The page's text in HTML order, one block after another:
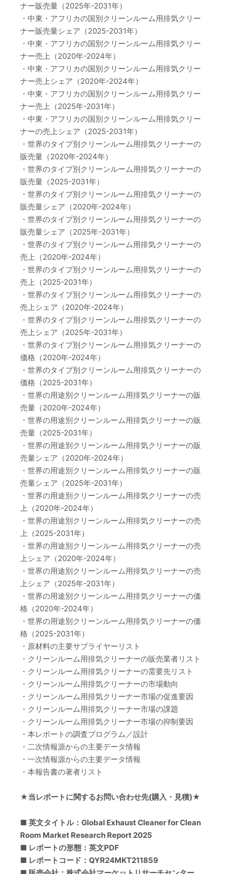
ナー販売量（2025年-2031年）
・中東・アフリカの国別クリーンルーム用排気クリー
ナー販売量シェア（2025-2031年）
・中東・アフリカの国別クリーンルーム用排気クリー
ナー売上（2020年-2024年）
・中東・アフリカの国別クリーンルーム用排気クリー
ナー売上シェア（2020年-2024年）
・中東・アフリカの国別クリーンルーム用排気クリー
ナー売上（2025年-2031年）
・中東・アフリカの国別クリーンルーム用排気クリー
ナーの売上シェア（2025-2031年）
・世界のタイプ別クリーンルーム用排気クリーナーの
販売量（2020年-2024年）
・世界のタイプ別クリーンルーム用排気クリーナーの
販売量（2025-2031年）
・世界のタイプ別クリーンルーム用排気クリーナーの
販売量シェア（2020年-2024年）
・世界のタイプ別クリーンルーム用排気クリーナーの
販売量シェア（2025年-2031年）
・世界のタイプ別クリーンルーム用排気クリーナーの
売上（2020年-2024年）
・世界のタイプ別クリーンルーム用排気クリーナーの
売上（2025-2031年）
・世界のタイプ別クリーンルーム用排気クリーナーの
売上シェア（2020年-2024年）
・世界のタイプ別クリーンルーム用排気クリーナーの
売上シェア（2025年-2031年）
・世界のタイプ別クリーンルーム用排気クリーナーの
価格（2020年-2024年）
・世界のタイプ別クリーンルーム用排気クリーナーの
価格（2025-2031年）
・世界の用途別クリーンルーム用排気クリーナーの販
売量（2020年-2024年）
・世界の用途別クリーンルーム用排気クリーナーの販
売量（2025-2031年）
・世界の用途別クリーンルーム用排気クリーナーの販
売量シェア（2020年-2024年）
・世界の用途別クリーンルーム用排気クリーナーの販
売量シェア（2025年-2031年）
・世界の用途別クリーンルーム用排気クリーナーの売
上（2020年-2024年）
・世界の用途別クリーンルーム用排気クリーナーの売
上（2025-2031年）
・世界の用途別クリーンルーム用排気クリーナーの売
上シェア（2020年-2024年）
・世界の用途別クリーンルーム用排気クリーナーの売
上シェア（2025年-2031年）
・世界の用途別クリーンルーム用排気クリーナーの価
格（2020年-2024年）
・世界の用途別クリーンルーム用排気クリーナーの価
格（2025-2031年）
・原材料の主要サプライヤーリスト
・クリーンルーム用排気クリーナーの販売業者リスト
・クリーンルーム用排気クリーナーの需要先リスト
・クリーンルーム用排気クリーナーの市場動向
・クリーンルーム用排気クリーナー市場の促進要因
・クリーンルーム用排気クリーナー市場の課題
・クリーンルーム用排気クリーナー市場の抑制要因
・本レポートの調査プログラム／設計
・二次情報源からの主要データ情報
・一次情報源からの主要データ情報
・本報告書の著者リスト
★当レポートに関するお問い合わせ先(購入・見積)★
■ 英文タイトル：Global Exhaust Cleaner for Clean
Room Market Research Report 2025
■ レポートの形態：英文PDF
■ レポートコード：QYR24MKT211859